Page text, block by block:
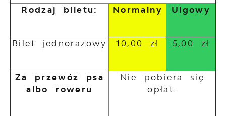
Rodzaj biletu: Normalny Ulgowy
Bilet jednorazowy 10,00 zł 5,00 zł
Za przewóz psa
albo roweru
Nie pobiera się
opłat.